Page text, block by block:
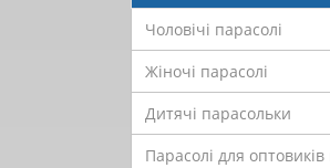
Чоловічі парасолі
Жіночі парасолі
Дитячі парасольки
Парасолі для